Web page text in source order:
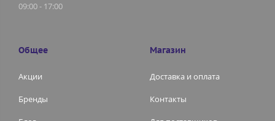
09:00 - 17:00
Общее
Акции
Бренды
Магазин
Доставка и оплата
Контакты